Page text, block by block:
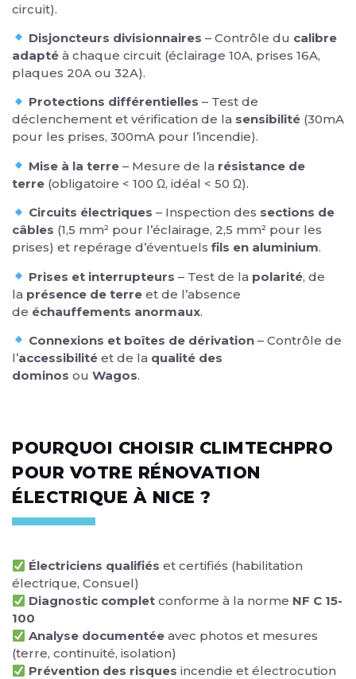
circuit).
Disjoncteurs divisionnaires – Contrôle du calibre
adapté à chaque circuit (éclairage 10A, prises 16A,
plaques 20A ou 32A).
Protections différentielles – Test de
déclenchement et vérification de la sensibilité (30mA
pour les prises, 300mA pour l’incendie).
Mise à la terre – Mesure de la résistance de
terre (obligatoire < 100 Ω, idéal < 50 Ω).
Circuits électriques – Inspection des sections de
câbles (1,5 mm² pour l’éclairage, 2,5 mm² pour les
prises) et repérage d’éventuels fils en aluminium.
Prises et interrupteurs – Test de la polarité, de
la présence de terre et de l’absence
de échauffements anormaux.
Connexions et boîtes de dérivation – Contrôle de
l’accessibilité et de la qualité des
dominos ou Wagos.
POURQUOI CHOISIR CLIMTECHPRO
POUR VOTRE RÉNOVATION
ÉLECTRIQUE À NICE ?
Électriciens qualifiés et certifiés (habilitation
électrique, Consuel)
Diagnostic complet conforme à la norme NF C 15-
100
Analyse documentée avec photos et mesures
(terre, continuité, isolation)
Prévention des risques incendie et électrocution